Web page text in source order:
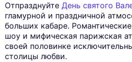
Отпразднуйте День святого
гламурной и праздничной
больших кабаре.
шоу и мифическая парижская
своей половинке
столицы любви.